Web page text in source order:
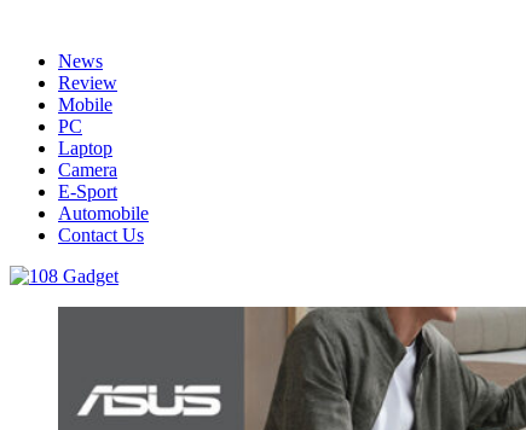
contentNews
Review
Mobile
PC
Laptop
Camera
E-Sport
Automobile
Contact Us
รวบรวมเรื่องราว Gadget IT ,Laptop, Smartphone , ยานยนต์